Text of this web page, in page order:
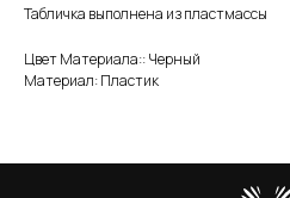
Табличка выполнена из пластмассы
Цвет Материала:: Черный
Материал: Пластик